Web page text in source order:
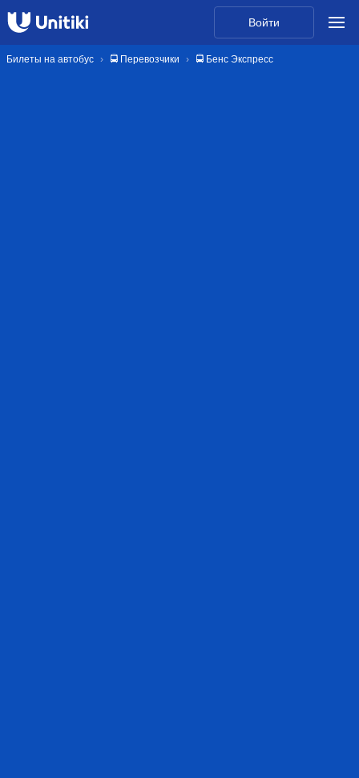
Войти
Билеты на автобус 🚍 Перевозчики 🚍 Бенс Экспресс